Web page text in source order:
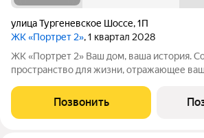
улица Тургеневское Шоссе,1П
ЖК «Портрет 2», 1 квартал 2028
ЖК «Портрет 2» Ваш дом, ваша история.
пространство для жизни, отражающее
Отличные условия для семей с детьми.
несколько действующих детских садов. Это
Позвонить